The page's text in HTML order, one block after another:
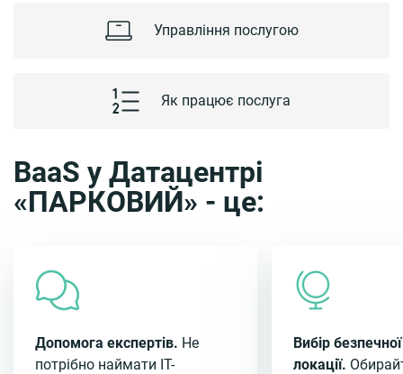
Управління послугою
Як працює послуга
BaaS у Датацентрі
«ПАРКОВИЙ» - це:
Допомога експертів. Не
потрібно наймати ІТ-
Вибір безпечної
локації.